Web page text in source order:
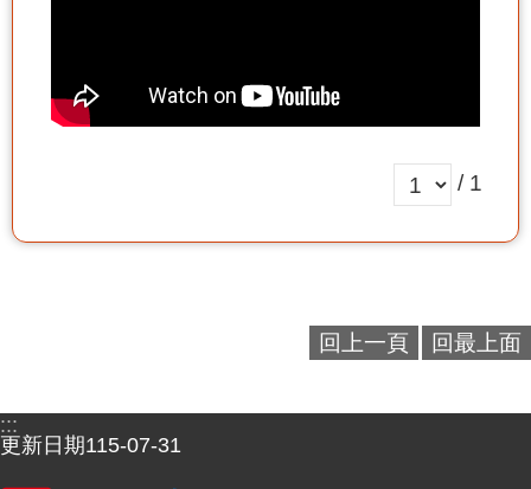
/ 1
回上一頁 回最上面
:::
更新日期115-07-31